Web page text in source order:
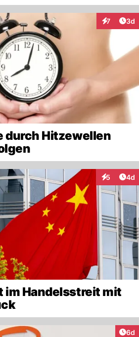
7 3d
durch Hitzewellen
5 4d
im Handelsstreit mit
6d